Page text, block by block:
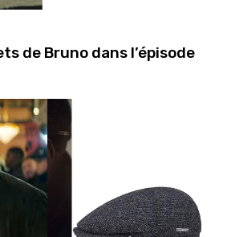
de Bruno dans l’épisode